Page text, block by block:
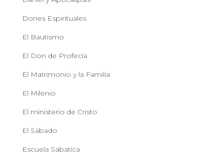
Dones Espirituales
El Bautismo
El Don de Profecía
El Matrimonio y la Familia
El Milenio
El ministerio de Cristo
El Sábado
Escuela Sabatica